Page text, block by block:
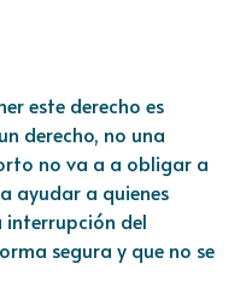
este derecho es
derecho, no una
no va a a obligar a
ayudar a quienes
interrupción del
segura y que no se